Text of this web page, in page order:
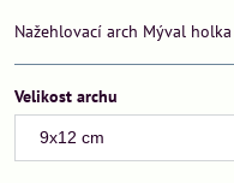
Nažehlovací arch Mýval
Velikost archu